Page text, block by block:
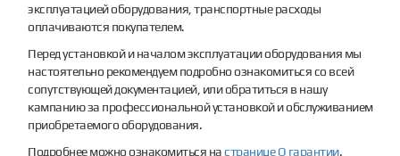
эксплуатацией оборудования, транспортные расходы
оплачиваются покупателем.
Перед установкой и началом эксплуатации оборудования мы
настоятельно рекомендуем подробно ознакомиться со всей
сопутствующей документацией, или обратиться в нашу
кампанию за профессиональной установкой и обслуживанием
приобретаемого оборудования.
Подробнее можно ознакомиться настранице О гарантии.